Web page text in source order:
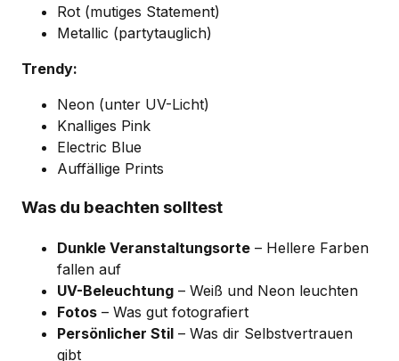
Rot (mutiges Statement)
Metallic (partytauglich)
Trendy:
Neon (unter UV-Licht)
Knalliges Pink
Electric Blue
Auffällige Prints
Was du beachten solltest
Dunkle Veranstaltungsorte – Hellere Farben
fallen auf
UV-Beleuchtung – Weiß und Neon leuchten
Fotos – Was gut fotografiert
Persönlicher Stil – Was dir Selbstvertrauen
gibt